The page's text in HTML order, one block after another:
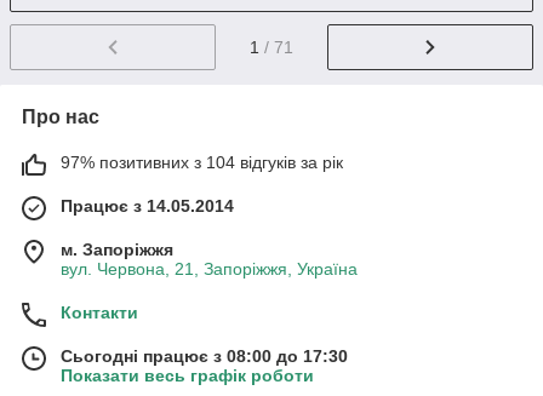
1 / 71
Про нас
97% позитивних з 104 відгуків за рік
Працює з 14.05.2014
м. Запоріжжя
вул. Червона, 21, Запоріжжя, Україна
Контакти
Сьогодні працює з 08:00 до 17:30
Показати весь графік роботи